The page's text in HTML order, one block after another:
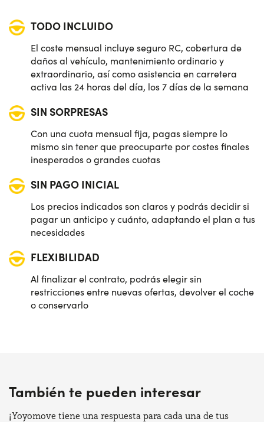
TODO INCLUIDO
El coste mensual incluye seguro RC, cobertura de
daños al vehículo, mantenimiento ordinario y
extraordinario, así como asistencia en carretera
activa las 24 horas del día, los 7 días de la semana
SIN SORPRESAS
Con una cuota mensual fija, pagas siempre lo
mismo sin tener que preocuparte por costes finales
inesperados o grandes cuotas
SIN PAGO INICIAL
Los precios indicados son claros y podrás decidir si
pagar un anticipo y cuánto, adaptando el plan a tus
necesidades
FLEXIBILIDAD
Al finalizar el contrato, podrás elegir sin
restricciones entre nuevas ofertas, devolver el coche
o conservarlo
También te pueden interesar
¡Yoyomove tiene una respuesta para cada una de tus